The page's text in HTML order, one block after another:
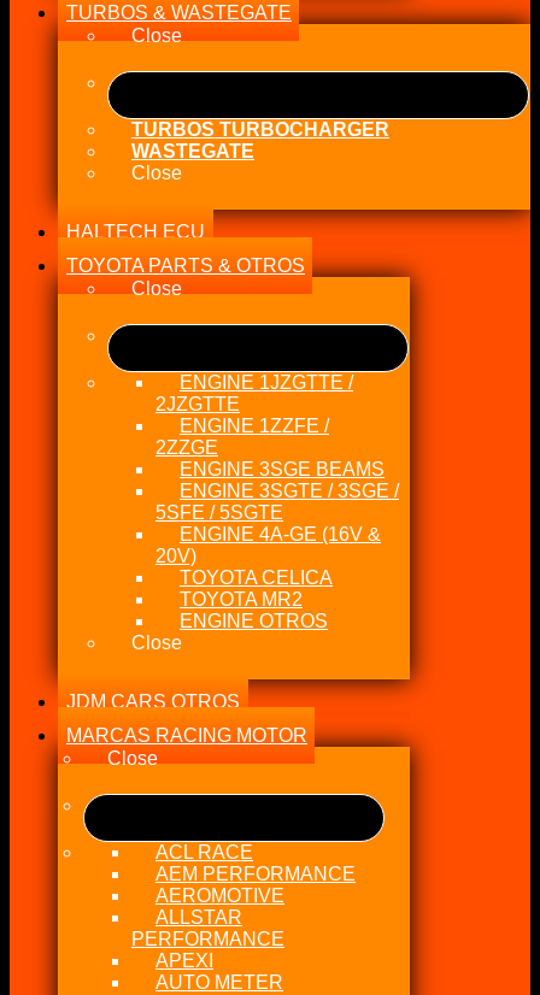
TURBOS & WASTEGATE
Close
TURBOS TURBOCHARGER
WASTEGATE
Close
HALTECH ECU
TOYOTA PARTS & OTROS
Close
ENGINE 1JZGTTE /
2JZGTTE
ENGINE 1ZZFE /
2ZZGE
ENGINE 3SGE BEAMS
ENGINE 3SGTE / 3SGE /
5SFE / 5SGTE
ENGINE 4A-GE (16V &
20V)
TOYOTA CELICA
TOYOTA MR2
ENGINE OTROS
Close
JDM CARS OTROS
MARCAS RACING MOTOR
Close
ACL RACE
AEM PERFORMANCE
AEROMOTIVE
ALLSTAR
PERFORMANCE
APEXI
AUTO METER